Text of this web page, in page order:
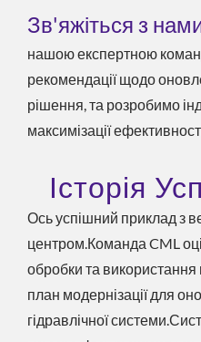
Зв'яжіться з
нашою експертною
рекомендації щодо
рішення, та розробимо
максимізації
Історія
Ось успішний приклад з
центром.Команда CML
обробки та
план модернізації для
гідравлічної